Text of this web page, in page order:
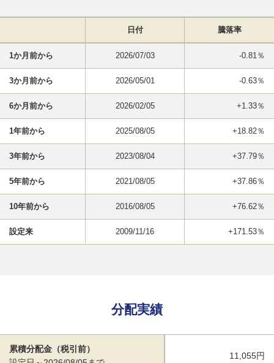
日付 騰落率
1か月前から 2026/07/03 -0.81％
3か月前から 2026/05/01 -0.63％
6か月前から 2026/02/05 +1.33％
1年前から 2025/08/05 +18.82％
3年前から 2023/08/04 +37.79％
5年前から 2021/08/05 +37.86％
10年前から 2016/08/05 +76.62％
設定来 2009/11/16 +171.53％
分配実績
累積分配金（税引前）
11,055円